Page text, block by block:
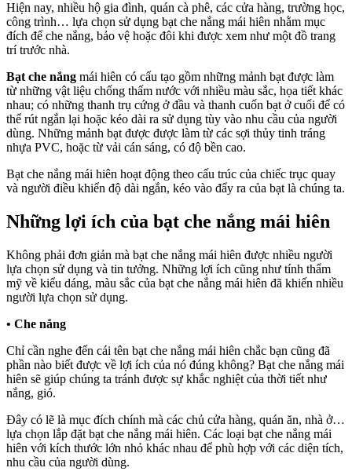
Hiện nay, nhiều hộ gia đình, quán cà phê, các cửa hàng, trường học,
công trình… lựa chọn sử dụng bạt che nắng mái hiên nhằm mục
đích để che nắng, bảo vệ hoặc đôi khi được xem như một đồ trang
trí trước nhà.
Bạt che nắng mái hiên có cấu tạo gồm những mảnh bạt được làm
từ những vật liệu chống thấm nước với nhiều màu sắc, họa tiết khác
nhau; có những thanh trụ cứng ở đầu và thanh cuốn bạt ở cuối để có
thể rút ngắn lại hoặc kéo dài ra sử dụng tùy vào nhu cầu của người
dùng. Những mảnh bạt được được làm từ các sợi thủy tinh tráng
nhựa PVC, hoặc từ vải cán sáng, có độ bền cao.
Bạt che nắng mái hiên hoạt động theo cấu trúc của chiếc trục quay
và người điều khiển độ dài ngắn, kéo vào đẩy ra của bạt là chúng ta.
Những lợi ích của bạt che nắng mái hiên
Không phải đơn giản mà bạt che nắng mái hiên được nhiều người
lựa chọn sử dụng và tin tưởng. Những lợi ích cũng như tính thẩm
mỹ về kiểu dáng, màu sắc của bạt che nắng mái hiên đã khiến nhiều
người lựa chọn sử dụng.
• Che nắng
Chỉ cần nghe đến cái tên bạt che nắng mái hiên chắc bạn cũng đã
phần nào biết được về lợi ích của nó đúng không? Bạt che nắng mái
hiên sẽ giúp chúng ta tránh được sự khắc nghiệt của thời tiết như
nắng, gió.
Đây có lẽ là mục đích chính mà các chủ cửa hàng, quán ăn, nhà ở…
lựa chọn lắp đặt bạt che nắng mái hiên. Các loại bạt che nắng mái
hiên với kích thước lớn nhỏ khác nhau để phù hợp với các diện tích,
nhu cầu của người dùng.